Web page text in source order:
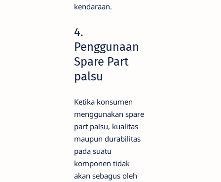
kendaraan.
4.
Penggunaan
Spare Part
palsu
Ketika konsumen
menggunakan spare
part palsu, kualitas
maupun durabilitas
pada suatu
komponen tidak
akan sebagus oleh